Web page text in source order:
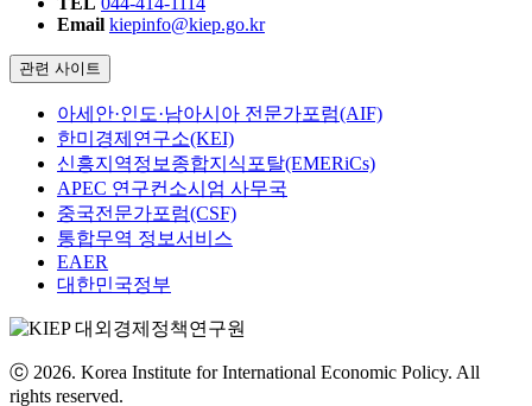
Email kiepinfo@kiep.go.kr
관련 사이트
아세안·인도·남아시아 전문가포럼(AIF)
한미경제연구소(KEI)
신흥지역정보종합지식포탈(EMERiCs)
APEC 연구컨소시엄 사무국
중국전문가포럼(CSF)
통합무역 정보서비스
EAER
대한민국정부
ⓒ 2026. Korea Institute for International Economic Policy. All
rights reserved.